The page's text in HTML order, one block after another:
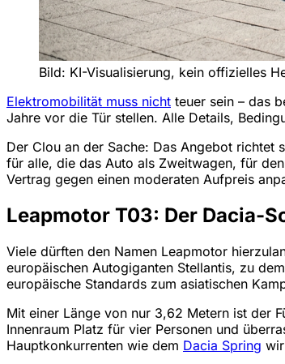
Bild: KI-Visualisierung, kein offizielles
Elektromobilität muss nicht teuer sein – das
Jahre vor die Tür stellen. Alle Details,
Der Clou an der Sache: Das Angebot richtet
für alle, die das Auto als Zweitwagen, für
Vertrag gegen einen moderaten Aufpreis
Leapmotor T03: Der Dacia-
Viele dürften den Namen Leapmotor
europäischen Autogiganten Stellantis, zu
europäische Standards zum asiatischen
Mit einer Länge von nur 3,62 Metern ist der
Innenraum Platz für vier Personen und
Hauptkonkurrenten wie dem Dacia Spring